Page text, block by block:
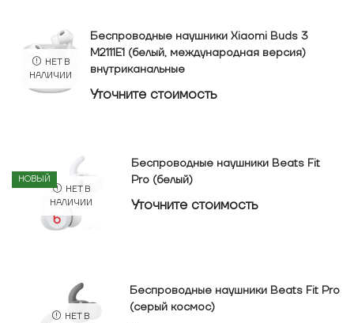
НЕТ В
НАЛИЧИИ
Беспроводные наушники Xiaomi Buds 3
М2111Е1 (белый, международная версия)
внутриканальные
Уточнитe стоимость
НОВЫЙ
НЕТ В
НАЛИЧИИ
Беспроводные наушники Beats Fit
Pro (белый)
Уточнитe стоимость
НЕТ В
Беспроводные наушники Beats Fit Pro
(серый космос)